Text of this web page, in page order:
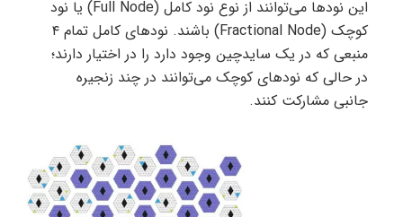
این نودها می‌توانند از نوع نود کامل (Full Node) یا نود
کوچک (Fractional Node) باشند. نودهای کامل تمام ۴
منبعی که در یک سایدچین وجود دارد را در اختیار دارند؛
در حالی که نودهای کوچک می‌توانند در چند زنجیره
جانبی مشارکت کنند.